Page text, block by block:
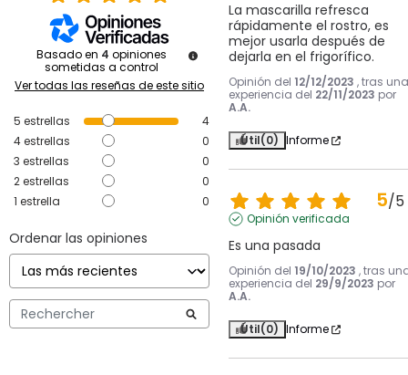
Basado en 4 opiniones
sometidas a control
Ver todas las reseñas de este sitio
5 estrellas
4
4estrellas
0
3 estrellas
0
2estrellas
0
1 estrella 0
Ordenar las opiniones
La mascarilla refresca
rápidamente el rostro, es
mejor usarla después de
dejarla en el frigorífico.
Opinión del 12/12/2023 , tras una
experiencia del 22/11/2023 por
A.A.
Útil(0) Informe
5/5
Opinión verificada
Es una pasada
Opinión del 19/10/2023 , tras
experiencia del 29/9/2023 por
A.A.
Útil(0) Informe